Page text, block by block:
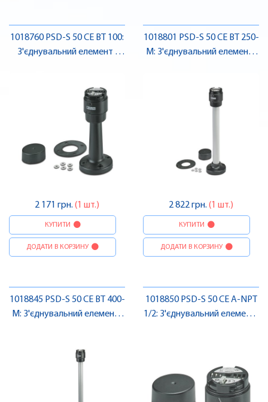
1018760 PSD-S 50 CE BT 100:
З'єднувальний елемент ,
2 171 грн. (1 шт.)
КУПИТИ
ДОДАТИ В КОРЗИНУ
1018801 PSD-S 50 CE BT 250-
M: З'єднувальний елемент ,
2 822 грн. (1 шт.)
КУПИТИ
ДОДАТИ В КОРЗИНУ
1018845 PSD-S 50 CE BT 400-
M: З'єднувальний елемент ,
1018850 PSD-S 50 CE A-NPT
1/2: З'єднувальний елемент ,